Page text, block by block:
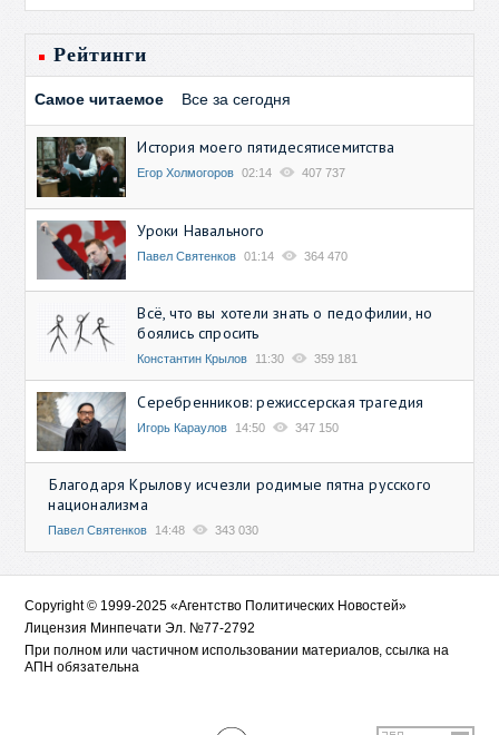
Рейтинги
Самое читаемое Все за сегодня
История моего пятидесятисемитства
Егор Холмогоров 02:14 407 737
Уроки Навального
Павел Святенков 01:14 364 470
Всё, что вы хотели знать о педофилии, но
боялись спросить
Константин Крылов 11:30 359 181
Серебренников: режиссерская трагедия
Игорь Караулов 14:50 347 150
Благодаря Крылову исчезли родимые пятна русского
национализма
Павел Святенков 14:48 343 030
Copyright © 1999-2025 «Агентство Политических Новостей»
Лицензия Минпечати Эл. №77-2792
При полном или частичном использовании материалов, ссылка на
АПН обязательна